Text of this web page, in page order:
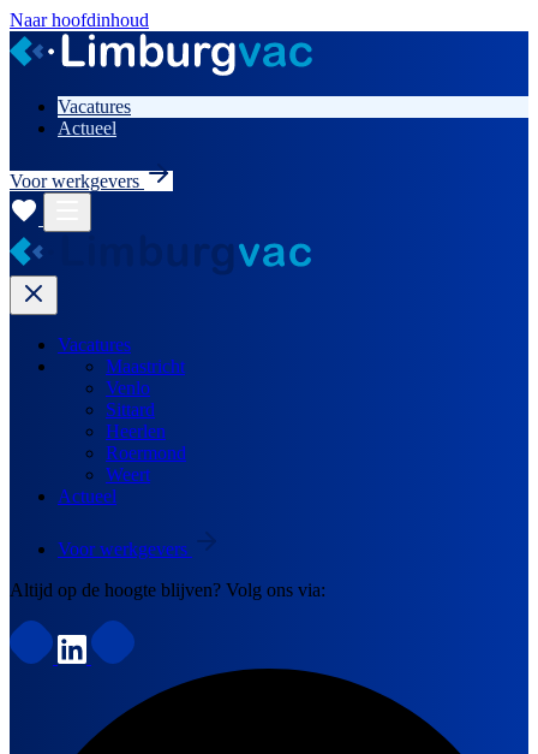
Naar hoofdinhoud
Vacatures
Actueel
Voor werkgevers
Vacatures
Maastricht
Venlo
Sittard
Heerlen
Roermond
Weert
Actueel
Voor werkgevers
Altijd op de hoogte blijven? Volg ons via: